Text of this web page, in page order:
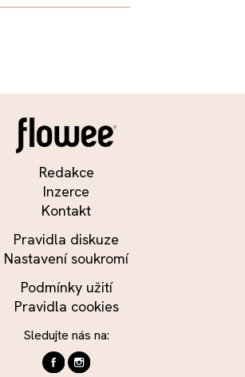
Redakce
Inzerce
Kontakt
Pravidla diskuze
Nastavení soukromí
Podmínky užití
Pravidla cookies
Sledujte nás na: